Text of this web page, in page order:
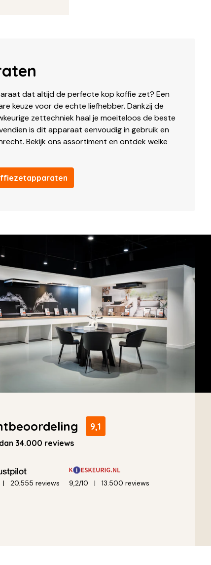
dat altijd de perfecte kop koffie zet? Een
keuze voor de echte liefhebber. Dankzij de
zettechniek haal je moeiteloos de beste
is dit apparaat eenvoudig in gebruik en
Bekijk ons assortiment en ontdek welke
9,1
34.000 reviews
20.555 reviews 9,2/10 13.500 reviews